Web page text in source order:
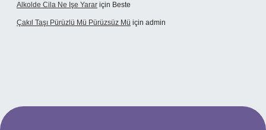
Alkolde Cila Ne Işe Yarar için Beste
Çakıl Taşı Pürüzlü Mü Pürüzsüz Mü için admin